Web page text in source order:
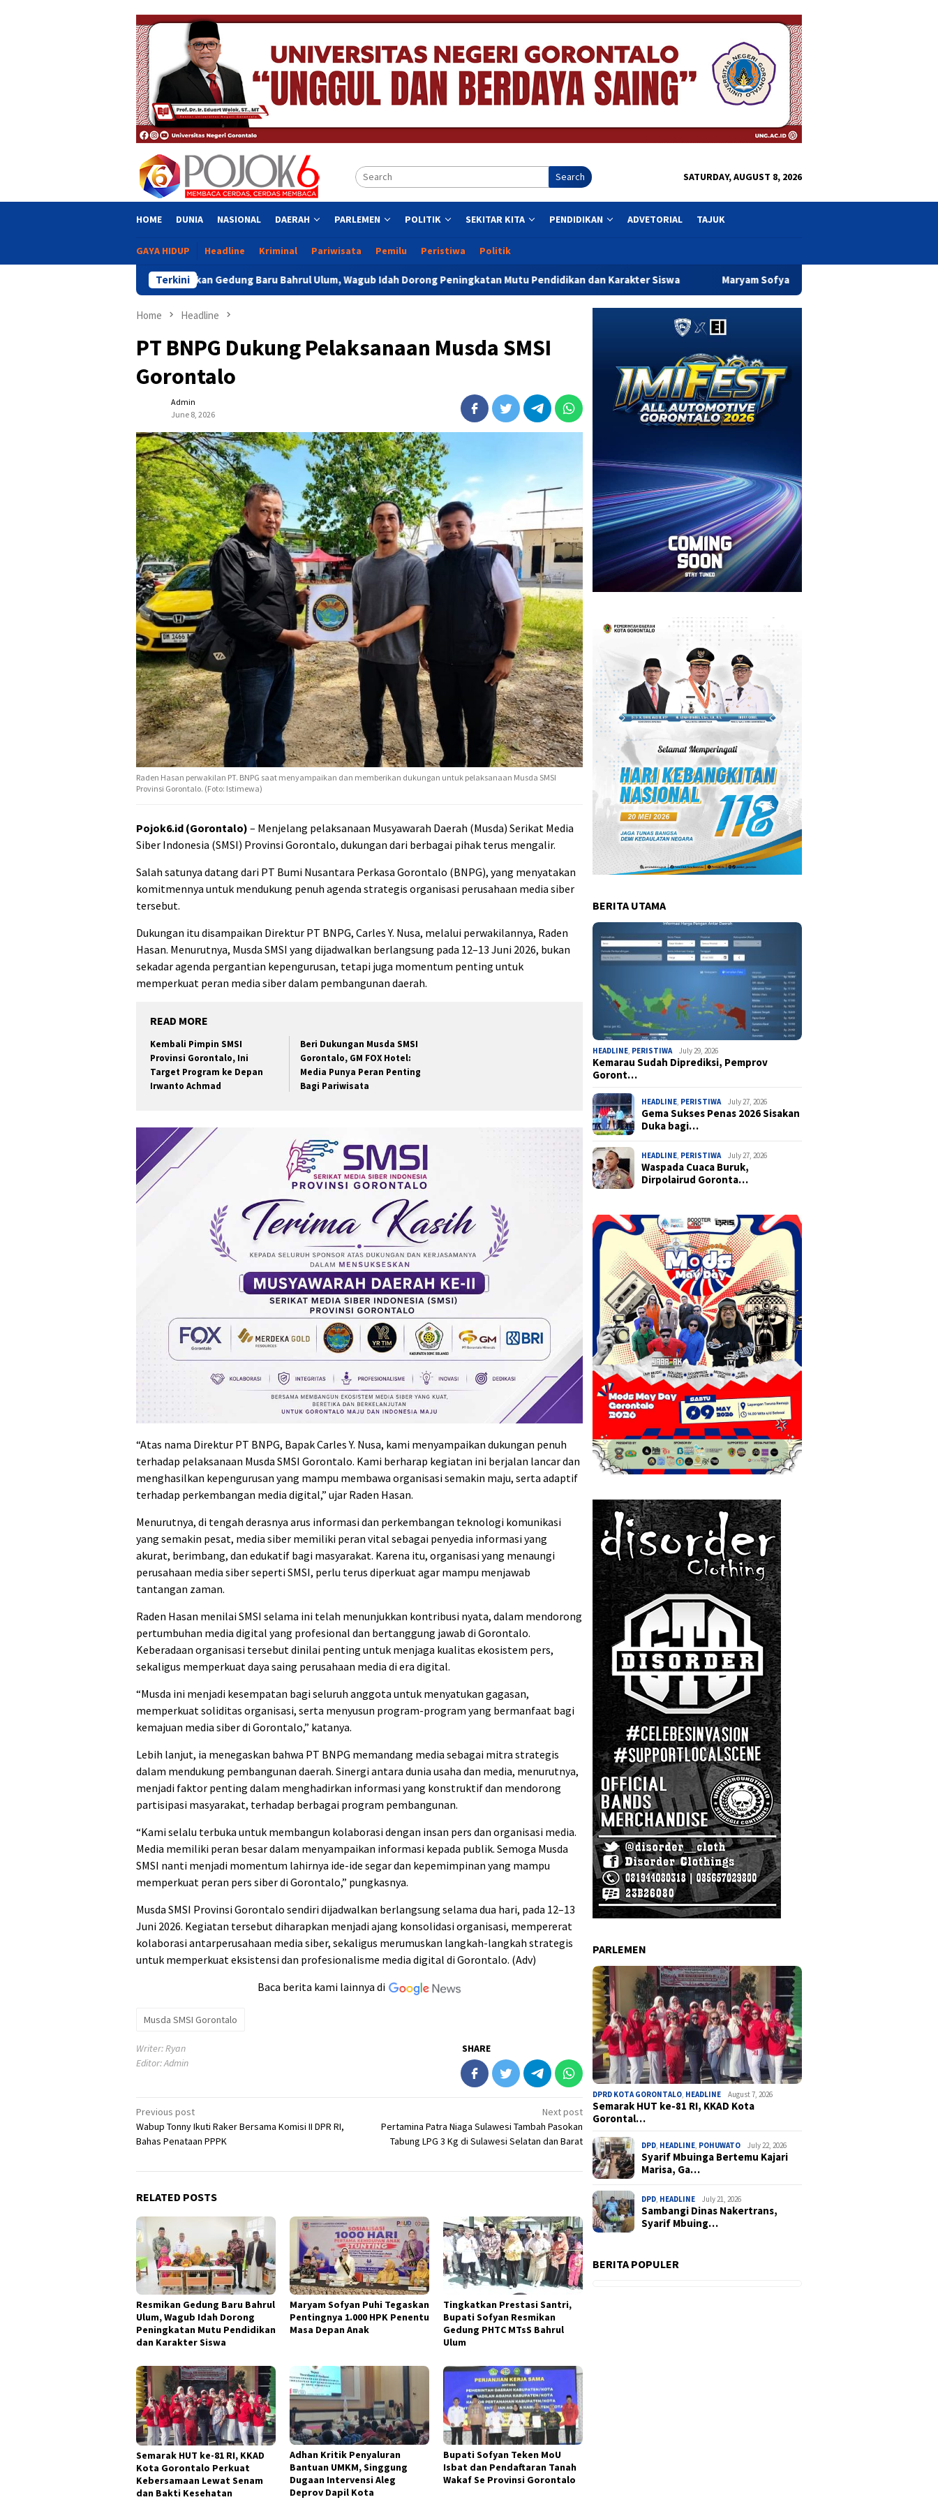
Search SATURDAY, AUGUST 8, 2026
HOME DUNIA NASIONAL DAERAH PARLEMEN POLITIK SEKITAR KITA PENDIDIKAN ADVETORIAL TAJUK
GAYA HIDUP Headline Kriminal Pariwisata Pemilu Peristiwa Politik
Terkini
Resmikan Gedung Baru Bahrul Ulum, Wagub Idah Dorong Peningkatan Mutu Pendidikan dan Karakter Siswa Maryam Sofyan Puhi Tegaskan Pentingnya 1.000 HPK Penentu Masa
Home Headline
PT BNPG Dukung Pelaksanaan Musda SMSI
Gorontalo
Admin
June 8, 2026
Raden Hasan perwakilan PT. BNPG saat menyampaikan dan memberikan dukungan untuk pelaksanaan Musda SMSI
Provinsi Gorontalo. (Foto: Istimewa)
Pojok6.id (Gorontalo) – Menjelang pelaksanaan Musyawarah Daerah (Musda) Serikat Media
Siber Indonesia (SMSI) Provinsi Gorontalo, dukungan dari berbagai pihak terus mengalir.
Salah satunya datang dari PT Bumi Nusantara Perkasa Gorontalo (BNPG), yang menyatakan
komitmennya untuk mendukung penuh agenda strategis organisasi perusahaan media siber
tersebut.
Dukungan itu disampaikan Direktur PT BNPG, Carles Y. Nusa, melalui perwakilannya, Raden
Hasan. Menurutnya, Musda SMSI yang dijadwalkan berlangsung pada 12–13 Juni 2026, bukan
sekadar agenda pergantian kepengurusan, tetapi juga momentum penting untuk
memperkuat peran media siber dalam pembangunan daerah.
READ MORE
Kembali Pimpin SMSI
Provinsi Gorontalo, Ini
Target Program ke Depan
Irwanto Achmad
Beri Dukungan Musda SMSI
Gorontalo, GM FOX Hotel:
Media Punya Peran Penting
Bagi Pariwisata
“Atas nama Direktur PT BNPG, Bapak Carles Y. Nusa, kami menyampaikan dukungan penuh
terhadap pelaksanaan Musda SMSI Gorontalo. Kami berharap kegiatan ini berjalan lancar dan
menghasilkan kepengurusan yang mampu membawa organisasi semakin maju, serta adaptif
terhadap perkembangan media digital,” ujar Raden Hasan.
Menurutnya, di tengah derasnya arus informasi dan perkembangan teknologi komunikasi
yang semakin pesat, media siber memiliki peran vital sebagai penyedia informasi yang
akurat, berimbang, dan edukatif bagi masyarakat. Karena itu, organisasi yang menaungi
perusahaan media siber seperti SMSI, perlu terus diperkuat agar mampu menjawab
tantangan zaman.
Raden Hasan menilai SMSI selama ini telah menunjukkan kontribusi nyata, dalam mendorong
pertumbuhan media digital yang profesional dan bertanggung jawab di Gorontalo.
Keberadaan organisasi tersebut dinilai penting untuk menjaga kualitas ekosistem pers,
sekaligus memperkuat daya saing perusahaan media di era digital.
“Musda ini menjadi kesempatan bagi seluruh anggota untuk menyatukan gagasan,
memperkuat soliditas organisasi, serta menyusun program-program yang bermanfaat bagi
kemajuan media siber di Gorontalo,” katanya.
Lebih lanjut, ia menegaskan bahwa PT BNPG memandang media sebagai mitra strategis
dalam mendukung pembangunan daerah. Sinergi antara dunia usaha dan media, menurutnya,
menjadi faktor penting dalam menghadirkan informasi yang konstruktif dan mendorong
partisipasi masyarakat, terhadap berbagai program pembangunan.
“Kami selalu terbuka untuk membangun kolaborasi dengan insan pers dan organisasi media.
Media memiliki peran besar dalam menyampaikan informasi kepada publik. Semoga Musda
SMSI nanti menjadi momentum lahirnya ide-ide segar dan kepemimpinan yang mampu
memperkuat peran pers siber di Gorontalo,” pungkasnya.
Musda SMSI Provinsi Gorontalo sendiri dijadwalkan berlangsung selama dua hari, pada 12–13
Juni 2026. Kegiatan tersebut diharapkan menjadi ajang konsolidasi organisasi, mempererat
kolaborasi antarperusahaan media siber, sekaligus merumuskan langkah-langkah strategis
untuk memperkuat eksistensi dan profesionalisme media digital di Gorontalo. (Adv)
Baca berita kami lainnya di
Musda SMSI Gorontalo
Writer: Ryan
Editor: Admin
SHARE
Post
navigation
Previous post
Wabup Tonny Ikuti Raker Bersama Komisi II DPR RI,
Bahas Penataan PPPK
Next post
Pertamina Patra Niaga Sulawesi Tambah Pasokan
Tabung LPG 3 Kg di Sulawesi Selatan dan Barat
RELATED POSTS
Resmikan Gedung Baru Bahrul
Ulum, Wagub Idah Dorong
Peningkatan Mutu Pendidikan
dan Karakter Siswa
Maryam Sofyan Puhi Tegaskan
Pentingnya 1.000 HPK Penentu
Masa Depan Anak
Tingkatkan Prestasi Santri,
Bupati Sofyan Resmikan
Gedung PHTC MTsS Bahrul
Ulum
Semarak HUT ke-81 RI, KKAD
Kota Gorontalo Perkuat
Kebersamaan Lewat Senam
dan Bakti Kesehatan
Adhan Kritik Penyaluran
Bantuan UMKM, Singgung
Dugaan Intervensi Aleg
Deprov Dapil Kota
Bupati Sofyan Teken MoU
Isbat dan Pendaftaran Tanah
Wakaf Se Provinsi Gorontalo
BERITA UTAMA
HEADLINE, PERISTIWA July 29, 2026
Kemarau Sudah Diprediksi, Pemprov
Goront…
HEADLINE, PERISTIWA July 27, 2026
Gema Sukses Penas 2026 Sisakan
Duka bagi…
HEADLINE, PERISTIWA July 27, 2026
Waspada Cuaca Buruk,
Dirpolairud Goronta…
PARLEMEN
DPRD KOTA GORONTALO, HEADLINE August 7, 2026
Semarak HUT ke-81 RI, KKAD Kota
Gorontal…
DPD, HEADLINE, POHUWATO July 22, 2026
Syarif Mbuinga Bertemu Kajari
Marisa, Ga…
DPD, HEADLINE July 21, 2026
Sambangi Dinas Nakertrans,
Syarif Mbuing…
BERITA POPULER